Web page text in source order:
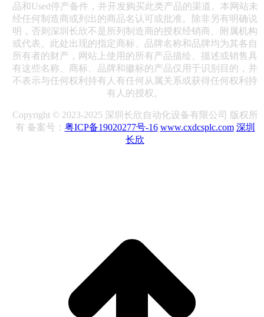
品和Used停产备件，并开发购买此类产品的渠道。本网站未
经任何制造商或列出的商品名认可或批准。除非另有明确说
明，否则深圳长欣不是所列制造商的授权经销商、附属机构
或代表。此处出现的指定商标、品牌名称和品牌均为其各自
所有者的财产，网站上使用的所有产品描绘、描述或销售具
有这些名称、商标、品牌和徽标的产品仅用于识别目的，并
不表示与任何权利持有人有任何从属关系或获得任何权利持
有人的授权。
Copyright © 2023-2025 深圳长欣自动化设备有限公司 版权所
有 备案号： 粤ICP备19020277号-16 www.cxdcsplc.com 深圳
长欣